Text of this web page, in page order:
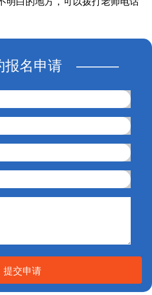
名申请 ———
提交申请